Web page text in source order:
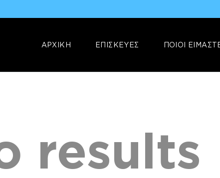
ΑΡΧΙΚΗ ΕΠΙΣΚΕΥΕΣ ΠΟΙΟΙ
Επισκευές & Πωλήσεις
results